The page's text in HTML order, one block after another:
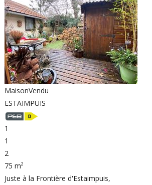
MaisonVendu
ESTAIMPUIS
1
1
2
75 m²
Juste à la Frontière d'Estaimpuis,